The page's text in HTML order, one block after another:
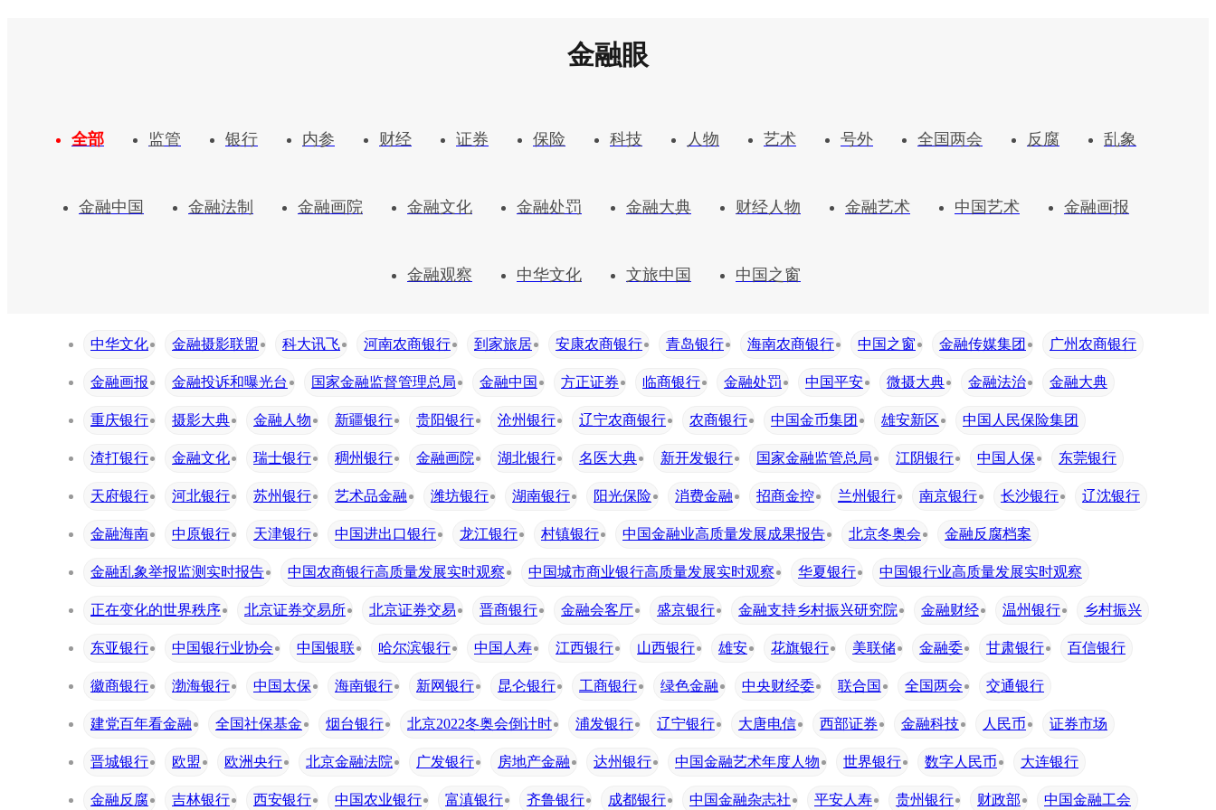
金融眼
全部 监管 银行 内参 财经 证券 保险 科技 人物 艺术 号外 全国两会 反腐 乱象
金融中国 金融法制 金融画院 金融文化 金融处罚 金融大典 财经人物 金融艺术 中国艺术 金融画报
金融观察 中华文化 文旅中国 中国之窗
中华文化 金融摄影联盟 科大讯飞 河南农商银行 到家旅居 安康农商银行 青岛银行 海南农商银行 中国之窗 金融传媒集团 广州农商银行
金融画报 金融投诉和曝光台 国家金融监督管理总局 金融中国 方正证券 临商银行 金融处罚 中国平安 微摄大典 金融法治 金融大典
重庆银行 摄影大典 金融人物 新疆银行 贵阳银行 沧州银行 辽宁农商银行 农商银行 中国金币集团 雄安新区 中国人民保险集团
渣打银行 金融文化 瑞士银行 稠州银行 金融画院 湖北银行 名医大典 新开发银行 国家金融监管总局 江阴银行 中国人保 东莞银行
天府银行 河北银行 苏州银行 艺术品金融 潍坊银行 湖南银行 阳光保险 消费金融 招商金控 兰州银行 南京银行 长沙银行 辽沈银行
金融海南 中原银行 天津银行 中国进出口银行 龙江银行 村镇银行 中国金融业高质量发展成果报告 北京冬奥会 金融反腐档案
金融乱象举报监测实时报告 中国农商银行高质量发展实时观察 中国城市商业银行高质量发展实时观察 华夏银行 中国银行业高质量发展实时观察
正在变化的世界秩序 北京证券交易所 北京证券交易 晋商银行 金融会客厅 盛京银行 金融支持乡村振兴研究院 金融财经 温州银行 乡村振兴
东亚银行 中国银行业协会 中国银联 哈尔滨银行 中国人寿 江西银行 山西银行 雄安 花旗银行 美联储 金融委 甘肃银行 百信银行
徽商银行 渤海银行 中国太保 海南银行 新网银行 昆仑银行 工商银行 绿色金融 中央财经委 联合国 全国两会 交通银行
建党百年看金融 全国社保基金 烟台银行 北京2022冬奥会倒计时 浦发银行 辽宁银行 大唐电信 西部证券 金融科技 人民币 证券市场
晋城银行 欧盟 欧洲央行 北京金融法院 广发银行 房地产金融 达州银行 中国金融艺术年度人物 世界银行 数字人民币 大连银行
金融反腐 吉林银行 西安银行 中国农业银行 富滇银行 齐鲁银行 成都银行 中国金融杂志社 平安人寿 贵州银行 财政部 中国金融工会